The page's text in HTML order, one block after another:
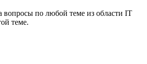
вопросы по любой теме из области IT
теме.